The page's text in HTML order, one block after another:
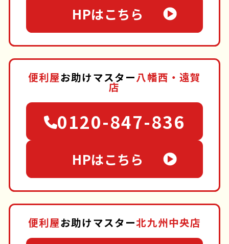
HPはこちら
便利屋お助けマスター八幡西・遠賀
店
0120-847-836
HPはこちら
便利屋お助けマスター北九州中央店